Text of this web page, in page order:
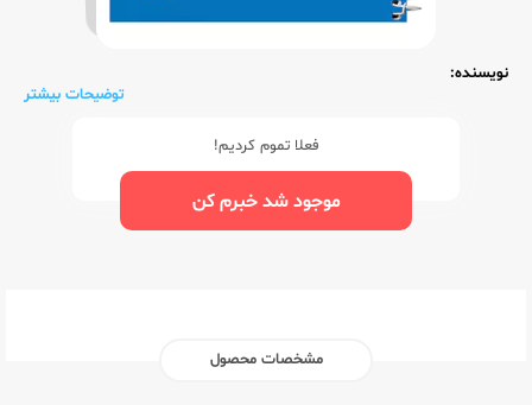
نویسنده:
توضیحات بیشتر
فعلا تموم کردیم!
موجود شد خبرم کن
مشخصات محصول